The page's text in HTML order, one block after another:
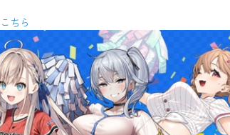
こちら